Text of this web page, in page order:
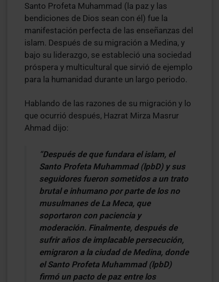
Santo Profeta Muhammad (la paz y las
bendiciones de Dios sean con él) fue la
manifestación perfecta de las enseñanzas del
islam. Después de su migración a Medina, y
bajo su liderazgo, se estableció una sociedad
próspera y multicultural que sirvió de ejemplo
para la humanidad durante un largo periodo.
Hablando de las razones de su migración y lo
que ocurrió después, Hazrat Mirza Masrur
Ahmad dijo:
“Después de que fundara el islam, el
Santo Profeta Muhammad (lpbD) y sus
seguidores fueron sometidos a un trato
brutal e inhumano por parte de los no
musulmanes de La Meca, que
soportaron con paciencia y
moderación. Finalmente, después de
sufrir años de implacable persecución,
emigraron a la ciudad de Medina, donde
el Santo Profeta Muhammad (lpbD)
firmó un pacto de paz entre los